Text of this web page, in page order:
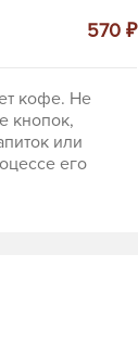
570 ₽
кофе. Не
кнопок,
или
его